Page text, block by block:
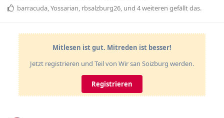
barracuda,Yossarian, rbsalzburg26, und 4weiteren gefällt das.
Mitlesen ist gut. Mitreden ist besser!
Jetzt registrieren und Teil von Wir san Soizburg werden.
Registrieren